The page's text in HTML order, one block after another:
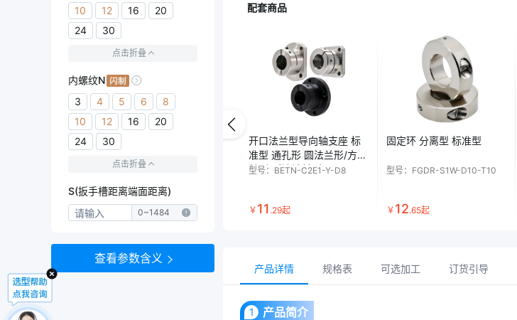
10
12 16
20
24
30
点击折叠
内螺纹N
3
4 5 6
8
10
12 16
20
24
30
点击折叠
S(扳手槽距离端面距离)
0~1484
查看参数含义
配套商品
开口法兰型导向轴支座 标
准型 通孔形 圆法兰形/方法
兰形/对边法兰形
型号： BETN-C2E1-Y-D8
￥ 11 .29起
固定环 分离型 标准型
型号： FGDR-S1W-D10-T10
￥ 12.65起
产品详情 规格表 可选加工 订货引导
1 产品简介